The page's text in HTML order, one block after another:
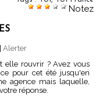
Notez
Alerter
elle rouvrir ? Avez vous
pour cet été jusqu'en
agence mais laquelle,
réponse.